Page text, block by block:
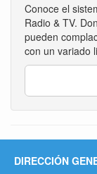
Conoce el
Radio & TV.
pueden
con un variado
DIRECCIÓN